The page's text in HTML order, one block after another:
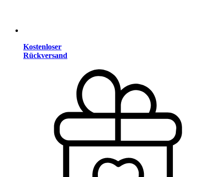
Kostenloser
Rückversand